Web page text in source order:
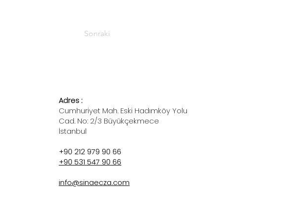
Sonraki
Adres :
Cumhuriyet Mah. Eski Hadımköy Yolu
Cad. No: 2/3 Büyükçekmece
İstanbul
+90 212 979 90 66
+90 531 547 90 66
info@sinaecza.com